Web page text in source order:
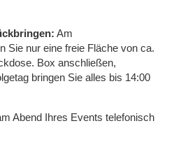
Am
Sie nur eine freie Fläche von ca.
Box anschließen,
bringen Sie alles bis 14:00
Abend Ihres Events telefonisch